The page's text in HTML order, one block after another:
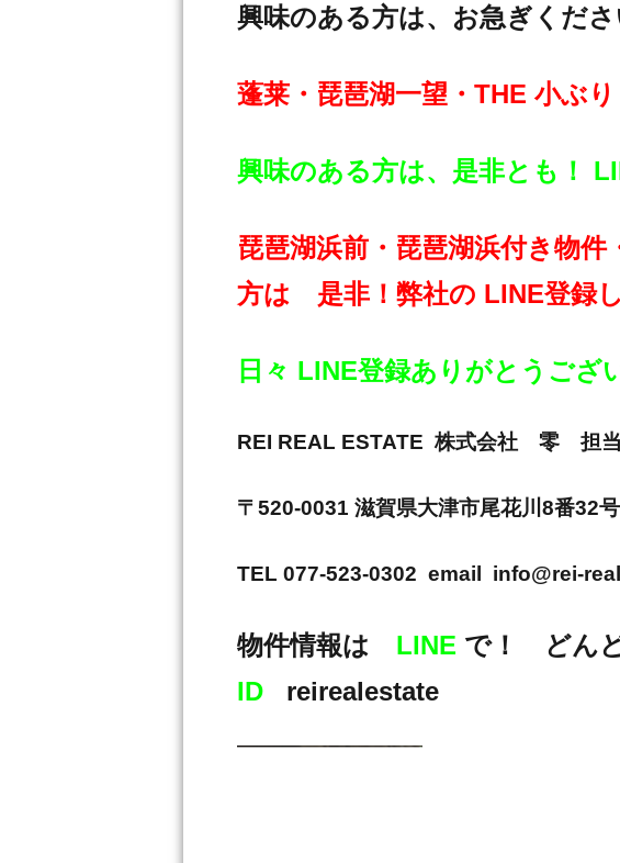
興味のある方は、お急ぎくださ
蓬莱・琵琶湖一望・THE 小ぶ
興味のある方は、是非とも！
琵琶湖浜前・琵琶湖浜付き物
方は 是非！弊社の LINE登録
日々 LINE登録ありがとうござ
REI REAL ESTATE 株式会社 零
〒520-0031 滋賀県大津市尾花川8番32号
TEL 077-523-0302 email info@rei-
物件情報は LINE で！ どんど
ID reirealestate